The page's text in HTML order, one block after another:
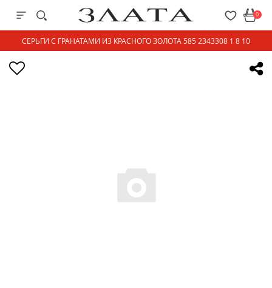
0
СЕРЬГИ С ГРАНАТАМИ ИЗ КРАСНОГО ЗОЛОТА 585 2343308 1 8 10